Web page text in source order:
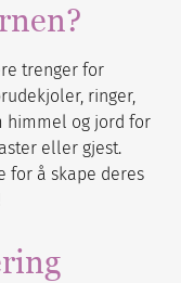
trenger for
ringer,
himmel og jord for
eller gjest.
for å skape deres